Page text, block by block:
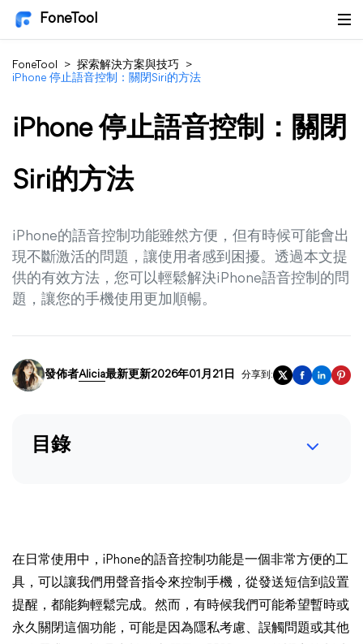
FoneTool
FoneTool > 探索解決方案與技巧
>
iPhone 停止語音控制：關閉Siri的方法
iPhone 停止語音控制：關閉
Siri的方法
iPhone的語音控制功能雖然方便，但有時候可能會出
現不斷激活的問題，讓使用者感到困擾。透過本文提
供的有效方法，您可以輕鬆解決iPhone語音控制的問
題，讓您的手機使用更加順暢。
發佈者Alicia最新更新2026年01月21日 分享到:
目錄
在日常使用中，iPhone的語音控制功能是一個非常方便的工
具，可以讓我們用聲音指令來控制手機，從發送短信到設置
提醒，都能夠輕鬆完成。然而，有時候我們可能希望暫時或
永久關閉這個功能，可能是因為隱私考慮、誤觸問題或其他